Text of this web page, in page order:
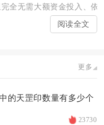
全无需大额资金投入、依
阅读全文
更多
的天罡印数量有多少个
23730